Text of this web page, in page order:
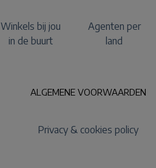
Winkels bij jou
in de buurt
Agenten per
land
ALGEMENE VOORWAARDEN
Privacy & cookies policy